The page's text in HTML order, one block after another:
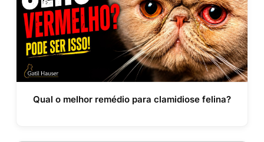
Qual o melhor remédio para clamidiose felina?